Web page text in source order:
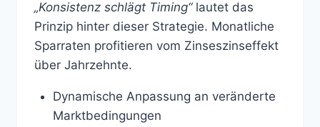
„Konsistenz schlägt Timing“lautet das
Prinzip hinter dieser Strategie. Monatliche
Sparraten profitieren vom Zinseszinseffekt
über Jahrzehnte.
Dynamische Anpassung an veränderte
Marktbedingungen